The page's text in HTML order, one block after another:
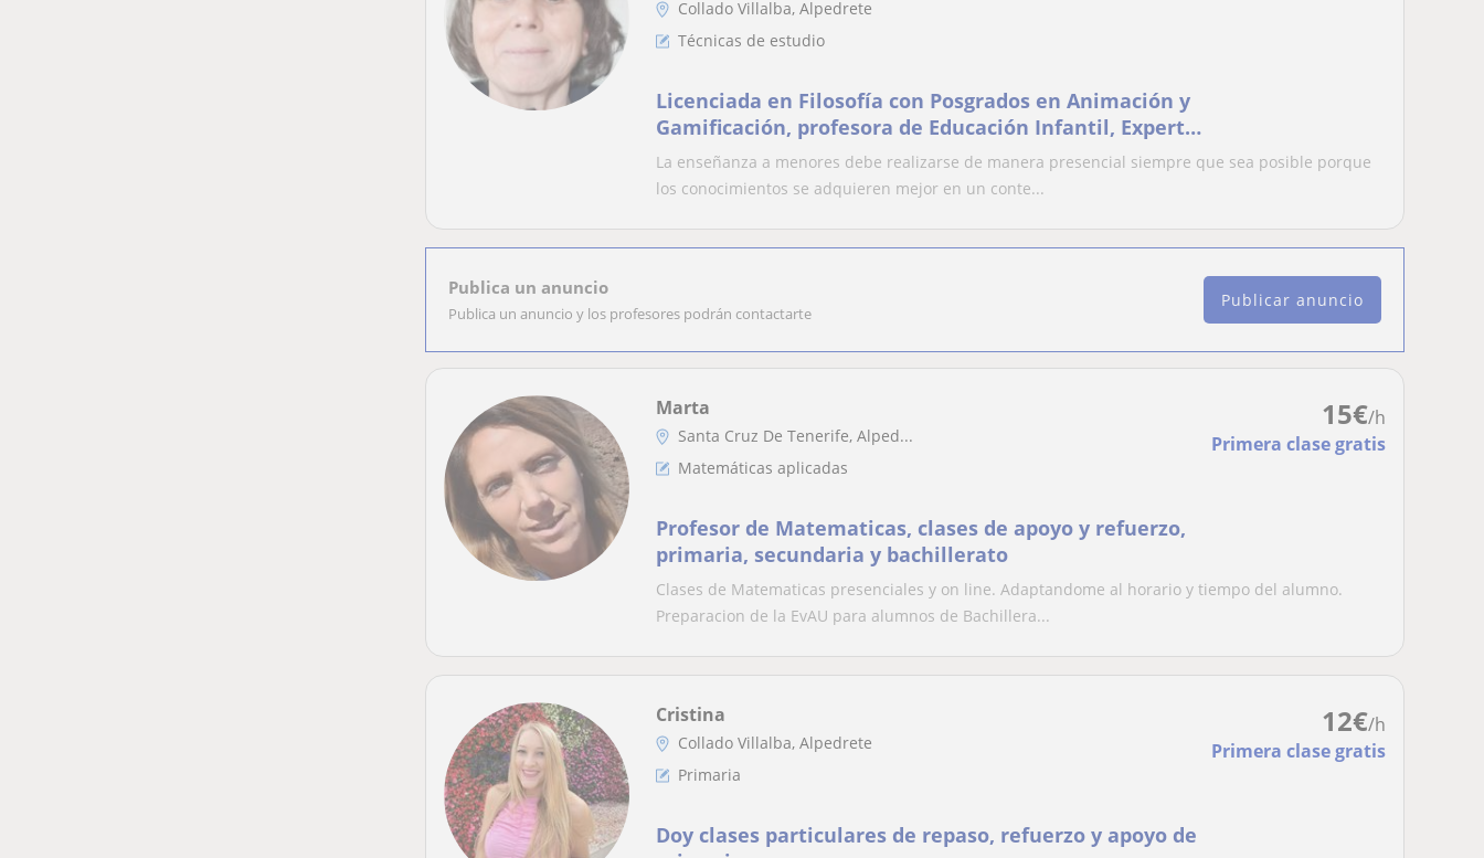
Collado Villalba, Alpedrete
Técnicas de estudio
Licenciada en Filosofía con Posgrados en Animación y
Gamificación, profesora de Educación Infantil, Experta
en Educación de Adolescentes, Las técnicas de estudio
son un juego de investigación partiendo de lo que sabe
el alumno y dirigido hacia el objetivo
La enseñanza a menores debe realizarse de manera presencial siempre que sea posible porque
los conocimientos se adquieren mejor en un conte...
Publica un anuncio
Publica un anuncio y los profesores podrán contactarte
Publicar anuncio
15€/h
Primera clase gratis
Marta
Santa Cruz De Tenerife, Alped...
Matemáticas aplicadas
Profesor de Matematicas, clases de apoyo y refuerzo,
primaria, secundaria y bachillerato
Clases de Matematicas presenciales y on line. Adaptandome al horario y tiempo del alumno.
Preparacion de la EvAU para alumnos de Bachillera...
12€/h
Primera clase gratis
Cristina
Collado Villalba, Alpedrete
Primaria
Doy clases particulares de repaso, refuerzo y apoyo de